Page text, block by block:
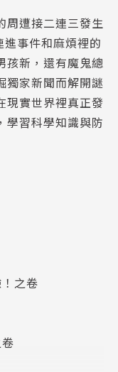
周遭接二連三發生
事件和麻煩裡的
孩新，還有魔鬼總
獨家新聞而解開謎
現實世界裡真正發
學習科學知識與防
之卷